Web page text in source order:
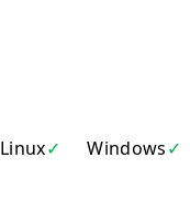
Windows
Linux